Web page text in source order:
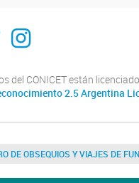
Instagram
del CONICET están
2.5 Argentina
DE OBSEQUIOS Y VIAJES DE